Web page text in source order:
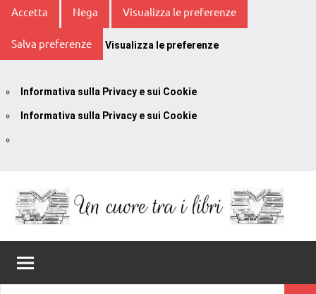
Accetta Nega Visualizza le preferenze
Salva preferenze Visualizza le preferenze
Informativa sulla Privacy e sui Cookie
Informativa sulla Privacy e sui Cookie
contenuto
Un
Cuore
romanzi
romance